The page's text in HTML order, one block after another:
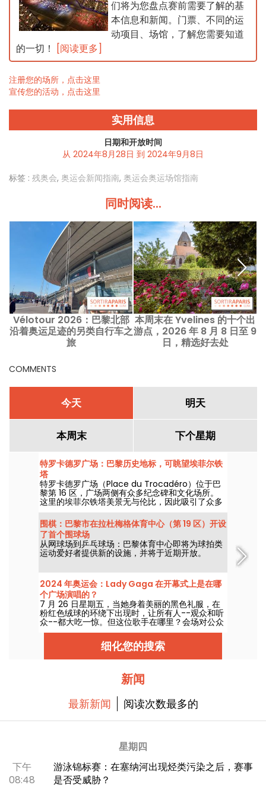
们将为您盘点赛前需要了解的基
本信息和新闻。门票、不同的运
动项目、场馆，了解您需要知道
的一切！
[阅读更多]
注册您的场所，点击这里
宣传您的活动，点击这里
实用信息
日期和开放时间
从 2024年8月28日 到 2024年9月8日
标签 : 残奥会, 奥运会新闻指南, 奥运会奥运场馆指南
同时阅读...
Vélotour 2026：巴黎北部
沿着奥运足迹的另类自行车之
旅
本周末在 Yvelines 的十个出
游点，2026 年 8 月 8 日至 9
日，精选好去处
COMMENTS
今天 明天
本周末 下个星期
特罗卡德罗广场：巴黎历史地标，可眺望埃菲尔铁
塔
特罗卡德罗广场（Place du Trocadéro）位于巴
黎第 16 区，广场两侧有众多纪念碑和文化场所。
这里的埃菲尔铁塔美景无与伦比，因此吸引了众多
游客和巴黎人。
围棋：巴黎市在拉杜梅格体育中心（第 19 区）开设
了首个围球场
从网球场到乒乓球场：巴黎体育中心即将为球拍类
运动爱好者提供新的设施，并将于近期开放。
2024 年奥运会：Lady Gaga 在开幕式上是在哪
个广场演唱的？
7 月 26 日星期五，当她身着美丽的黑色礼服，在
粉红色绒球的环绕下出现时，让所有人--观众和听
众--都大吃一惊。但这位歌手在哪里？会场对公众
开放吗？
细化您的搜索
新闻
最新新闻 阅读次数最多的
星期四
下午
08:48
游泳锦标赛：在塞纳河出现烃类污染之后，赛事
是否受威胁？